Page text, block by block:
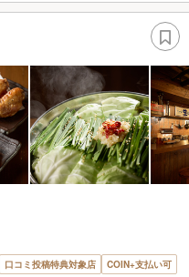
口コミ投稿特典対象店
COIN+支払い可